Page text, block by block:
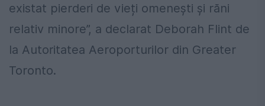
existat pierderi de vieți omenești și răni
relativ minore”, a declarat Deborah Flint de
la Autoritatea Aeroporturilor din Greater
Toronto.